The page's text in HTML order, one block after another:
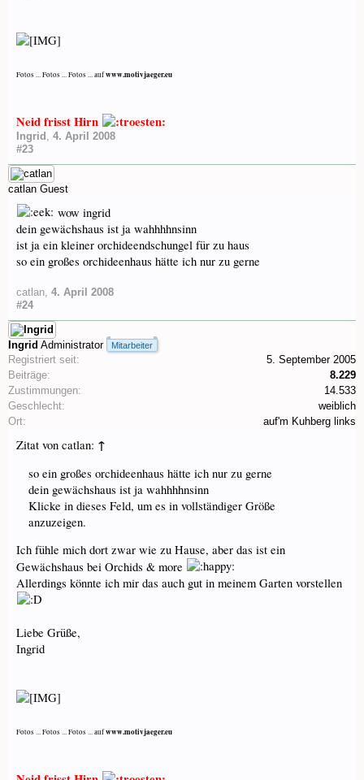
Fotos ... Fotos ... Fotos ... aufwww.motivjaeger.eu
Neid frisst Hirn
Ingrid
4. April 2008
#23
catlan Guest
wow ingrid
dein gewächshaus ist ja wahhhhnsinn
ist ja ein kleiner orchideendschungel für zu haus
so ein großes orchideenhaus hätte ich nur zu gerne
catlan 4. April 2008
#24
Ingrid Administrator Mitarbeiter
Registriert seit:
5. September 2005
Beiträge:
8.229
Zustimmungen:
14.533
Geschlecht:
weiblich
Ort:
auf'm Kuhberg links
Zitat von catlan: ↑
so ein großes orchideenhaus hätte ich nur zu gerne
dein gewächshaus ist ja wahhhhnsinn
Klicke in dieses Feld, um es in vollständiger Größe
anzuzeigen.
Ich fühle mich dort zwar wie zu Hause, aber das ist ein
Gewächshaus bei Orchids & more
Allerdings könnte ich mir das auch gut in meinem Garten vorstellen
Liebe Grüße,
Ingrid
Fotos ... Fotos ... Fotos ... aufwww.motivjaeger.eu